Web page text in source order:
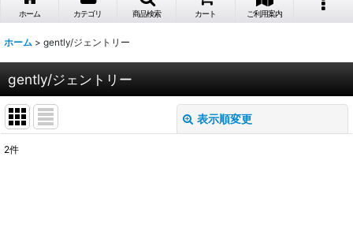
ホーム カテゴリ 商品検索 カート ご利用案内
ホーム > gently/ジェントリー
gently/ジェントリー
表示順変更
2件